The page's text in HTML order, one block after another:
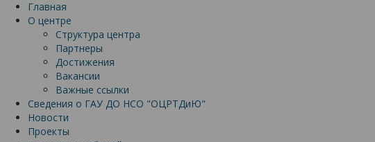
Главная
О центре
Структура центра
Партнеры
Достижения
Вакансии
Важные ссылки
Сведения о ГАУ ДО НСО "ОЦРТДиЮ"
Новости
Проекты